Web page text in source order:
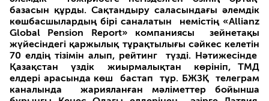
базасын құрды. Сақтандыру саласындағы әлемдік
көшбасшылардың бірі саналат­ын немістің «Allianz
Global Pension Report» компаниясы зейнет­ақы
жүйесіндегі қаржылық тұрақтылығы сәйкес келетін
70 елдің тізімін алып, рейтинг түзді. Нәтижесінде
Қазақстан үздік жиырмалықтан көрініп, ТМД
елдері арасында көш бастап тұр. БЖЗҚ телеграм
каналында жарияланған мәліметтер бойынша